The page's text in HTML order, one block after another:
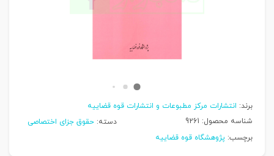
برند: انتشارات مرکز مطبوعات و انتشارات قوه قضاییه
شناسه محصول: 9261 دسته: حقوق جزای اختصاصی
برچسب: پژوهشگاه قوه قضاییه